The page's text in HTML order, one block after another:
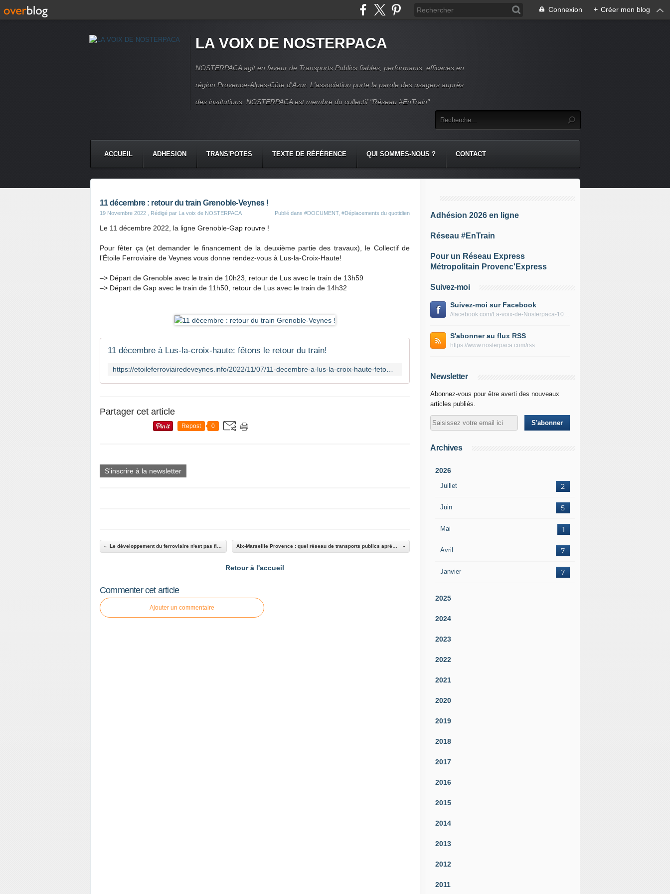
Connexion + Créer mon blog
LA VOIX DE NOSTERPACA
NOSTERPACA agit en faveur de Transports Publics fiables, performants, efficaces en
région Provence-Alpes-Côte d'Azur. L'association porte la parole des usagers auprès
des institutions. NOSTERPACA est membre du collectif "Réseau #EnTrain"
ACCUEIL ADHESION TRANS'POTES TEXTE DE RÉFÉRENCE QUI SOMMES-NOUS ? CONTACT
11 décembre : retour du train Grenoble-Veynes !
19 Novembre 2022 , Rédigé par La voix de NOSTERPACA Publié dans #DOCUMENT, #Déplacements du quotidien
Le 11 décembre 2022, la ligne Grenoble-Gap rouvre !
Pour fêter ça (et demander le financement de la deuxième partie des travaux), le Collectif de
l’Étoile Ferroviaire de Veynes vous donne rendez-vous à Lus-la-Croix-Haute!
–> Départ de Grenoble avec le train de 10h23, retour de Lus avec le train de 13h59
–> Départ de Gap avec le train de 11h50, retour de Lus avec le train de 14h32
11 décembre à Lus-la-croix-haute: fêtons le retour du train!
Partager cet article
Repost 0
S'inscrire à la newsletter
Retour à l'accueil
Commenter cet article
Ajouter un commentaire
Adhésion 2026 en ligne
Réseau #EnTrain
Pour un Réseau Express
Métropolitain Provenc'Express
Suivez-moi
Suivez-moi sur Facebook
//facebook.com/La-voix-de-Nosterpaca-106434384284735
S'abonner au flux RSS
https://www.nosterpaca.com/rss
Newsletter
Abonnez-vous pour être averti des nouveaux
articles publiés.
Archives
2026
Juillet 2
Juin 5
Mai 1
Avril 7
Janvier 7
2025
2024
2023
2022
2021
2020
2019
2018
2017
2016
2015
2014
2013
2012
2011